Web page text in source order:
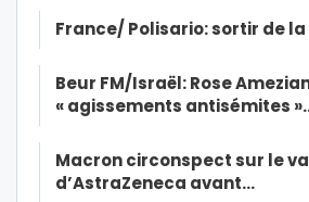
France/ Polisario: sortir de la
Beur FM/Israël: Rose
« agissements antisémites
Macron circonspect sur le
d’AstraZeneca avant…